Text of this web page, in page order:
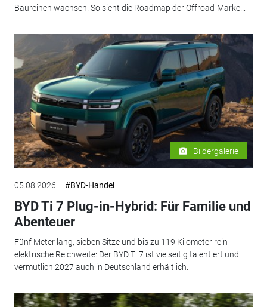
Baureihen wachsen. So sieht die Roadmap der Offroad-Marke...
Bildergalerie
05.08.2026 #BYD-Handel
BYD Ti 7 Plug-in-Hybrid: Für Familie und
Abenteuer
Fünf Meter lang, sieben Sitze und bis zu 119 Kilometer rein
elektrische Reichweite: Der BYD Ti 7 ist vielseitig talentiert und
vermutlich 2027 auch in Deutschland erhältlich.